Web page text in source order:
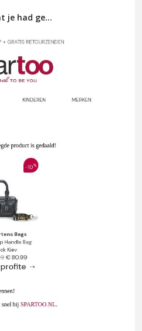
je had ge...